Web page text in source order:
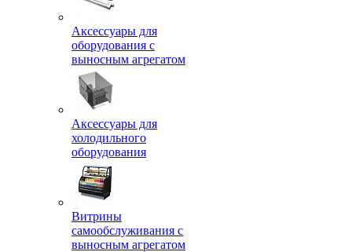
Аксессуары для
оборудования с
выносным агрегатом
Аксессуары для
холодильного
оборудования
Витрины
самообслуживания с
выносным агрегатом